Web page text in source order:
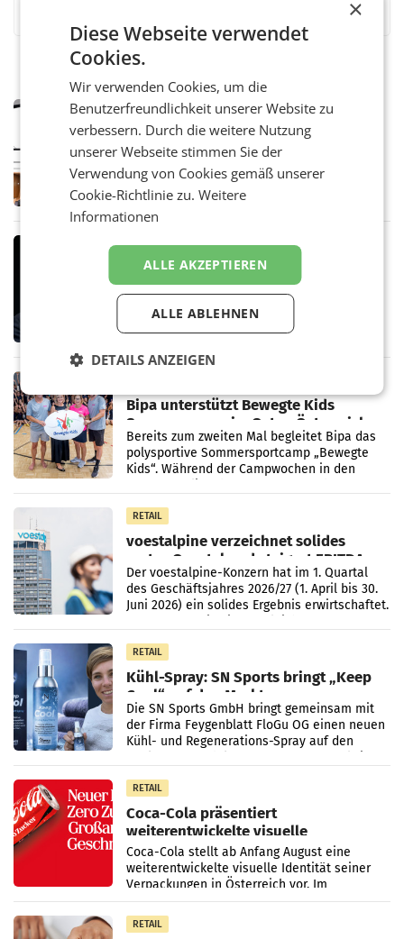
MARKETING & MEDIA
Pilnacek-U-Ausschuss - Presserat
fordert sensible Berichterstattung
WIEN Der Presserat fordert Medienvertreter
dazu auf, im U-Ausschuss zu den
Ermittlungen rund um das Ableben des Ex-
Sektionschefs im Justizministerium, Christian
MARKETING & MEDIA
Stiftungsrat Lederer wehrt sich in
den SN gegen Vorwürfe
Mehrere Themen beschäftigen derzeit den
ORF. Am Dienstag soll im Stiftungsrat über
die vom neuen ORF-Chef Clemens Pig
Direktionen abgestimmt werden.
Bipa unterstützt Bewegte Kids
Sommercamps im Osten Österreichs
Bereits zum zweiten Mal begleitet Bipa das
polysportive Sommersportcamp „Bewegte
Kids“. Während der Campwochen in den
RETAIL
voestalpine verzeichnet solides
erstes Quartal und steigert EBITDA
Der voestalpine-Konzern hat im 1. Quartal
des Geschäftsjahres 2026/27 (1. April bis 30.
Juni 2026) ein solides Ergebnis erwirtschaftet.
RETAIL
Kühl-Spray: SN Sports bringt „Keep
Cool“ auf den Markt
Die SN Sports GmbH bringt gemeinsam mit
der Firma Feygenblatt FloGu OG einen neuen
Kühl- und Regenerations-Spray auf den
RETAIL
Coca-Cola präsentiert
weiterentwickelte visuelle
Markenidentität
Coca-Cola stellt ab Anfang August eine
weiterentwickelte visuelle Identität seiner
Verpackungen in Österreich vor. Im
Mittelpunkt des Redesigns stehen zentrale
Gestaltungselemente
RETAIL
×
Diese Webseite verwendet
Cookies.
Wir verwenden Cookies, um die
Benutzerfreundlichkeit unserer Website zu
verbessern. Durch die weitere Nutzung
unserer Webseite stimmen Sie der
Verwendung von Cookies gemäß unserer
Cookie-Richtlinie zu.Weitere
Informationen
ALLE AKZEPTIEREN
ALLE ABLEHNEN
DETAILS ANZEIGEN